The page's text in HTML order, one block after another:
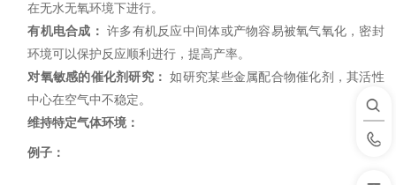
在无水无氧环境下进行。
有机电合成： 许多有机反应中间体或产物容易被氧气氧化，密封
环境可以保护反应顺利进行，提高产率。
对氧敏感的催化剂研究： 如研究某些金属配合物催化剂，其活性
中心在空气中不稳定。
维持特定气体环境：
例子：